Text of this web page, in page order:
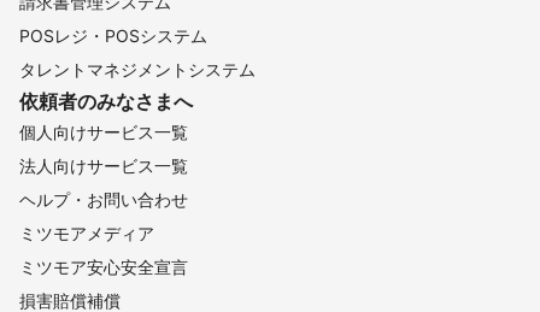
POSレジ・POSシステム
タレントマネジメントシステム
依頼者のみなさまへ
個人向けサービス一覧
法人向けサービス一覧
ヘルプ・お問い合わせ
ミツモアメディア
ミツモア安心安全宣言
損害賠償補償